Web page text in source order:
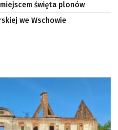
święta plonów
we Wschowie